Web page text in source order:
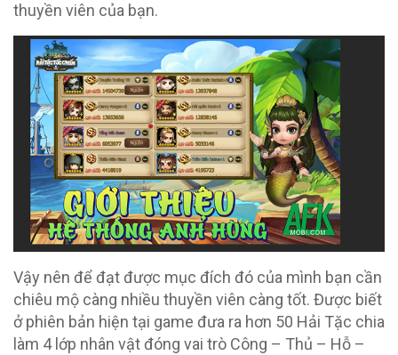
thuyền viên của bạn.
Vậy nên để đạt được mục đích đó của mình bạn cần
chiêu mộ càng nhiều thuyền viên càng tốt. Được biết
ở phiên bản hiện tại game đưa ra hơn 50 Hải Tặc chia
làm 4 lớp nhân vật đóng vai trò Công – Thủ – Hỗ –